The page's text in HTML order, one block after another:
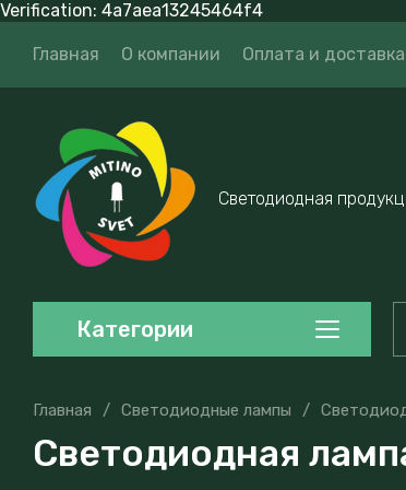
Verification: 4a7aea13245464f4
Главная О компании Оплата и доставка
Светодиодная
Категории
Главная / Светодиодные лампы /
Светодиодная